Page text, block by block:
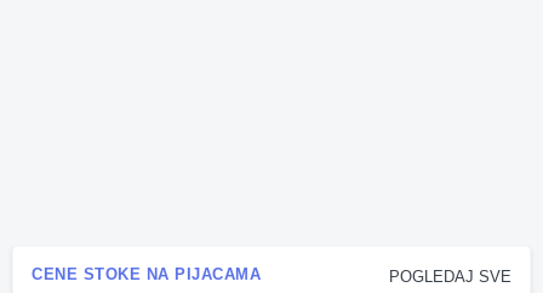
POGLEDAJ SVE
CENE STOKE NA PIJACAMA